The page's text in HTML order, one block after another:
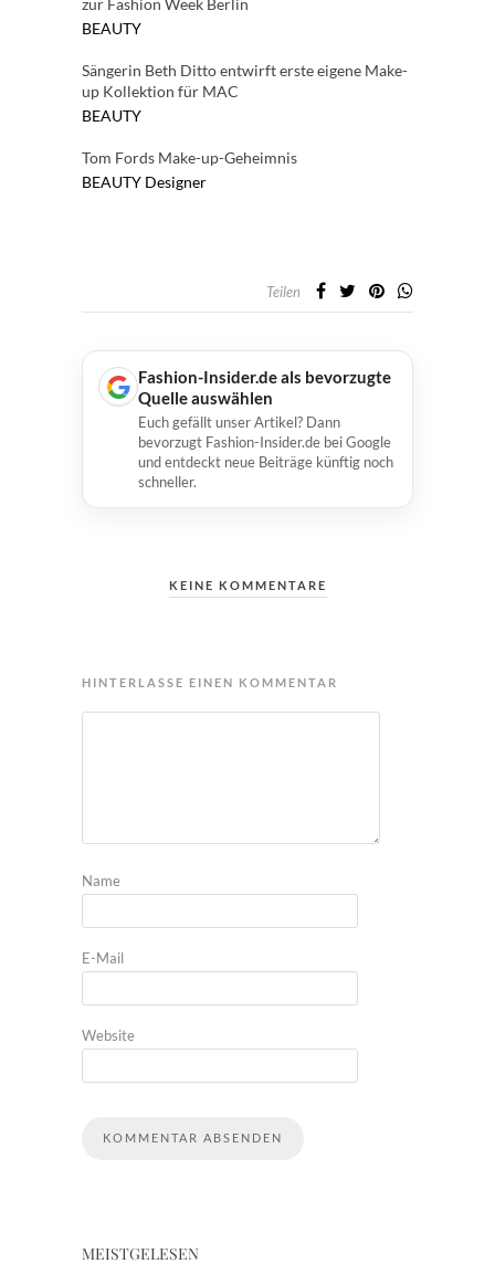
zur Fashion Week Berlin
BEAUTY
Sängerin Beth Ditto entwirft erste eigene Make-
up Kollektion für MAC
BEAUTY
Tom Fords Make-up-Geheimnis
BEAUTY Designer
Teilen
Fashion-Insider.de als bevorzugte
Quelle auswählen
Euch gefällt unser Artikel? Dann
bevorzugt Fashion-Insider.de bei Google
und entdeckt neue Beiträge künftig noch
schneller.
KEINE KOMMENTARE
HINTERLASSE EINEN KOMMENTAR
Name
E-Mail
Website
MEISTGELESEN